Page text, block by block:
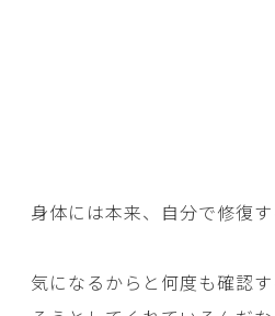
身体には本来、自分で修復す
気になるからと何度も確認